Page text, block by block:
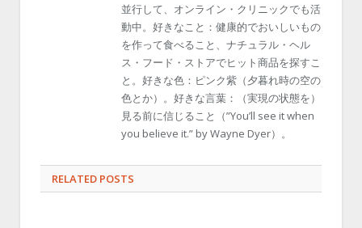
並行して、オンライン・クリニックでも活
動中。好きなこと：健康的でおいしいもの
を作って食べること、ナチュラル・ヘル
ス・フード・ストアでヒット商品を探すこ
と。好きな色：ピンク紫（夕暮れ時の空の
色とか）。好きな言葉：（実現の状態を）
見る前に信じること（”You’ll see it when
you believe it.” by Wayne Dyer）。
RELATED POSTS